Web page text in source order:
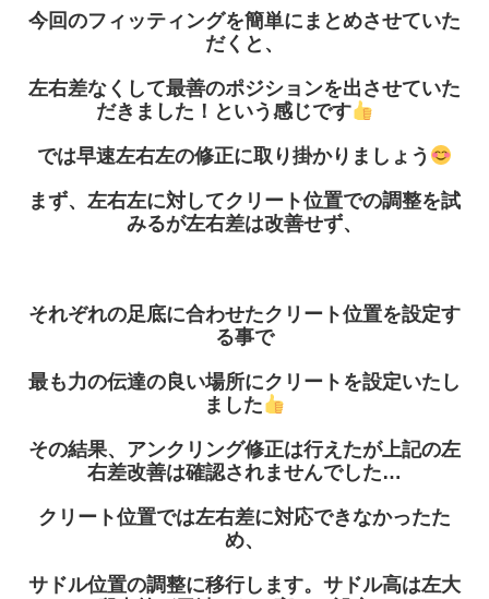
今回のフィッティングを簡単にまとめさせていた
だくと、
左右差なくして最善のポジションを出させていた
だきました！という感じです
では早速左右左の修正に取り掛かりましょう
まず、左右左に対してクリート位置での調整を試
みるが左右差は改善せず、
それぞれの足底に合わせたクリート位置を設定す
る事で
最も力の伝達の良い場所にクリートを設定いたし
ました
その結果、アンクリング修正は行えたが上記の左
右差改善は確認されませんでした…
クリート位置では左右差に対応できなかったた
め、
サドル位置の調整に移行します。サドル高は左大